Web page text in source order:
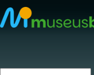
para
o
conteúdo